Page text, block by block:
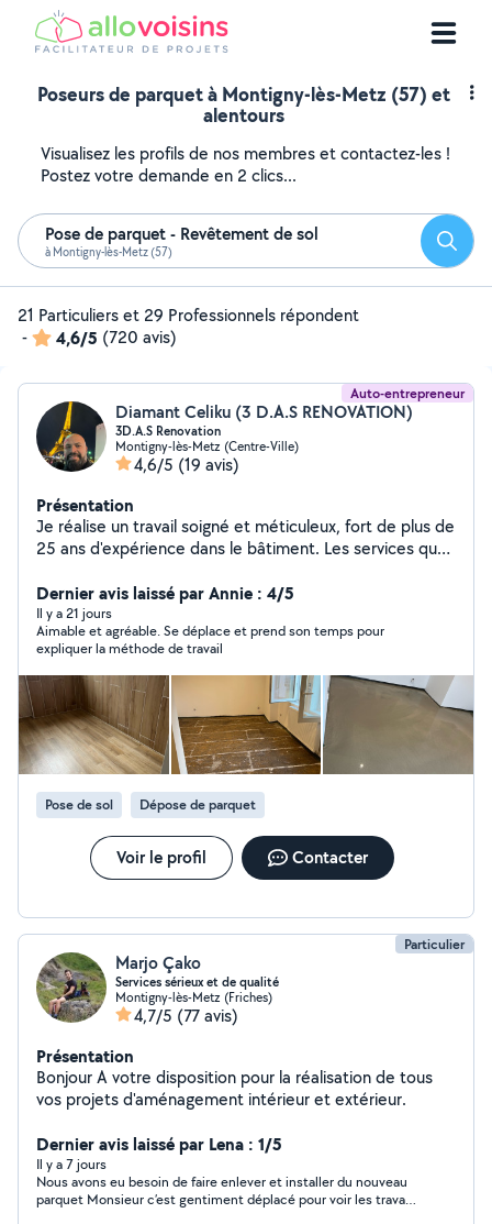
Poseurs de parquet à Montigny-lès-Metz (57) et
alentours
Visualisez les profils de nos membres et contactez-les !
Postez votre demande en 2 clics...
Pose de parquet - Revêtement de sol
à Montigny-lès-Metz (57)
21 Particuliers et 29 Professionnels répondent
-
4,6/5 (720 avis)
Auto-entrepreneur
Diamant Celiku (3 D.A.S RENOVATION)
3D.A.S Renovation
Montigny-lès-Metz (Centre-Ville)
4,6/5 (19 avis)
Présentation
Je réalise un travail soigné et méticuleux, fort de plus de
25 ans d'expérience dans le bâtiment. Les services que
Papier peint Soudure Menuiserie Pose de meubles
Maçonnerie Démolition N'hésitez pas à me contacter
pour vos projets !
Dernier avis laissé par Annie : 4/5
Il y a 21 jours
Aimable et agréable. Se déplace et prend son temps pour
expliquer la méthode de travail
Pose de sol Dépose de parquet
Voir le profil Contacter
Particulier
Marjo Çako
Services sérieux et de qualité
Montigny-lès-Metz (Friches)
4,7/5 (77 avis)
Présentation
Bonjour A votre disposition pour la réalisation de tous
vos projets d'aménagement intérieur et extérieur.
Dernier avis laissé par Lena : 1/5
Il y a 7 jours
Nous avons eu besoin de faire enlever et installer du nouveau
parquet Monsieur c’est gentiment déplacé pour voir les travaux